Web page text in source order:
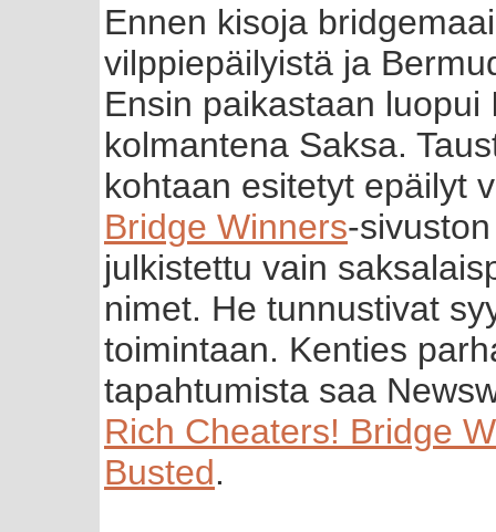
Ennen kisoja
vilppiepäilyistä ja
Ensin paikastaan
kolmantena Saksa.
kohtaan esitetyt epäilyt
Bridge Winners-
julkistettu vain
nimet. He tunnustivat
toimintaan. Kenties
tapahtumista saa
Rich Cheaters! Bridge
Busted.